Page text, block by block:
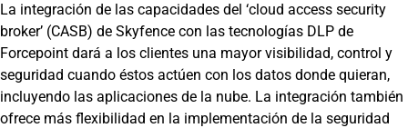
La integración de las capacidades del ‘cloud access security
broker’ (CASB) de Skyfence con las tecnologías DLP de
Forcepoint dará a los clientes una mayor visibilidad, control y
seguridad cuando éstos actúen con los datos donde quieran,
incluyendo las aplicaciones de la nube. La integración también
ofrece más flexibilidad en la implementación de la seguridad